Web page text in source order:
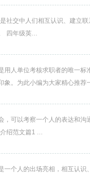
社交中人们相互认识、建立
四年级英...
用人单位考核求职者的唯一
象。为此小编为大家精心推荐
，可以考察一个人的表达和
绍范文篇1 ...
一个人的出场亮相，相互认